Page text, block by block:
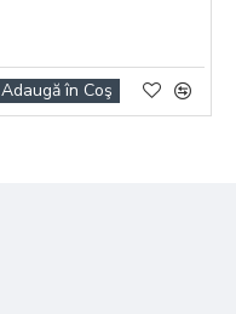
Adaugă în Coş